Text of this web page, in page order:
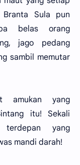
Sula pun
belas orang
jago pedang
sambil memutar
amukan yang
itu! Sekali
yang
mandi darah!